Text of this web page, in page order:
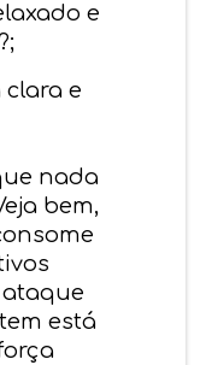
e
clara e
nada
bem,
ataque
está